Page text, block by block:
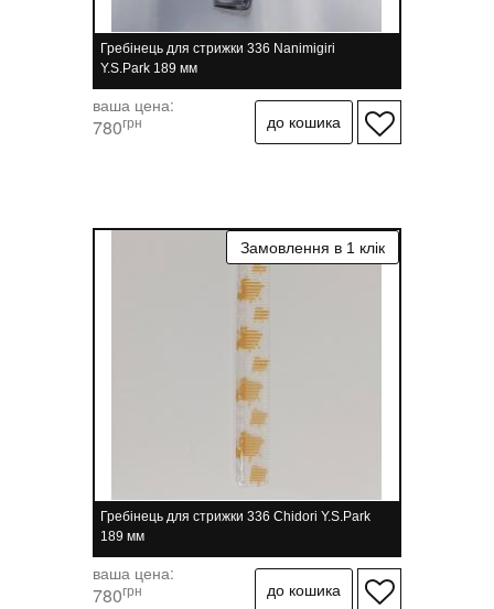
Гребінець для стрижки 336 Nanimigiri
Y.S.Park 189 мм
ваша цена:
780грн
Гребінець для стрижки 336 Chidori Y.S.Park
189 мм
ваша цена:
780грн